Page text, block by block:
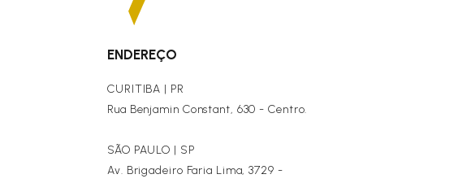
ENDEREÇO
CURITIBA | PR
Rua Benjamin Constant, 630 - Centro.
SÃO PAULO | SP
Av. Brigadeiro Faria Lima, 3729 -